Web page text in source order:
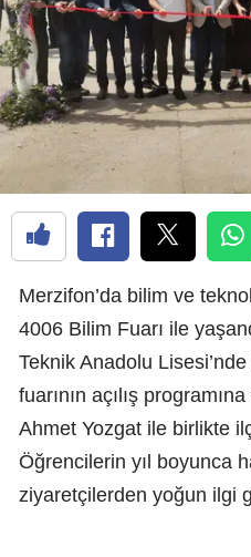
Merzifon’da bilim ve
4006 Bilim Fuarı ile
Teknik Anadolu
fuarının açılış
Ahmet Yozgat ile birlikte
Öğrencilerin yıl boyunca
ziyaretçilerden yoğun ilgi